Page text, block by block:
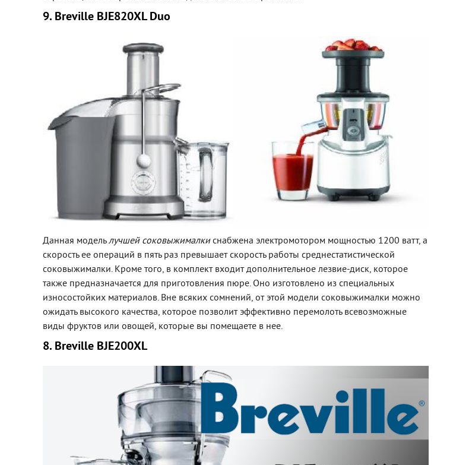
9. Breville BJE820XL Duo
Данная модельлучшей соковыжималкиснабжена электромотором мощностью 1200 ватт, а
скорость ее операций в пять раз превышает скорость работы среднестатистической
соковыжималки. Кроме того, в комплект входит дополнительное лезвие-диск, которое
также предназначается для приготовления пюре. Оно изготовлено из специальных
износостойких материалов. Вне всяких сомнений, от этой модели соковыжималки можно
ожидать высокого качества, которое позволит эффективно перемолоть всевозможные
виды фруктов или овощей, которые вы помещаете в нее.
8. Breville BJE200XL